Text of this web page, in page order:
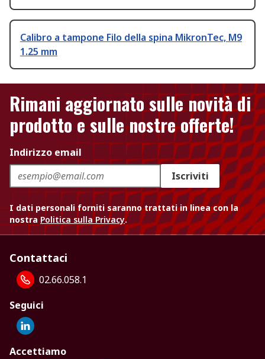
Calibro a tampone Filo della spina MikronTec, M9
1.25 mm
Rimani aggiornato sulle novità di
prodotto e sulle nostre offerte!
Indirizzo email
Iscriviti
I dati personali forniti saranno trattati in linea con la
nostra Politica sulla Privacy.
Contattaci
02.66.058.1
Seguici
Accettiamo